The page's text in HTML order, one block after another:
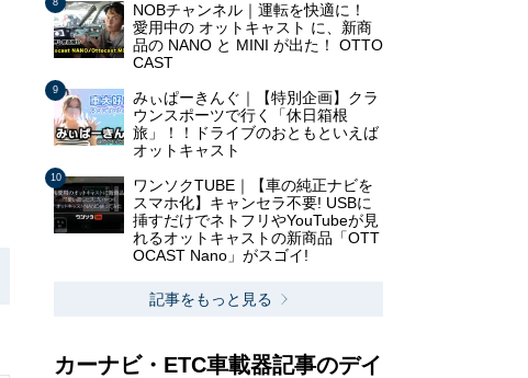
NOBチャンネル｜運転を快適に！
愛用中の オットキャスト に、新商
品の NANO と MINI が出た！ OTTO
CAST
みぃぱーきんぐ｜【特別企画】クラ
ウンスポーツで行く「休日箱根
旅」！！ドライブのおともといえば
オットキャスト
ワンソクTUBE｜【車の純正ナビを
スマホ化】キャンセラ不要! USBに
挿すだけでネトフリやYouTubeが見
れるオットキャストの新商品「OTT
OCAST Nano」がスゴイ!
記事をもっと見る
カーナビ・ETC車載器記事のデイ